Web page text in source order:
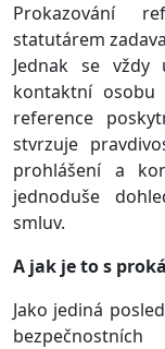
Prokazování
statutárem
Jednak se
kontaktní
reference
stvrzuje
prohlášení a
jednoduše
smluv.
A jak je to s
Jako jediná